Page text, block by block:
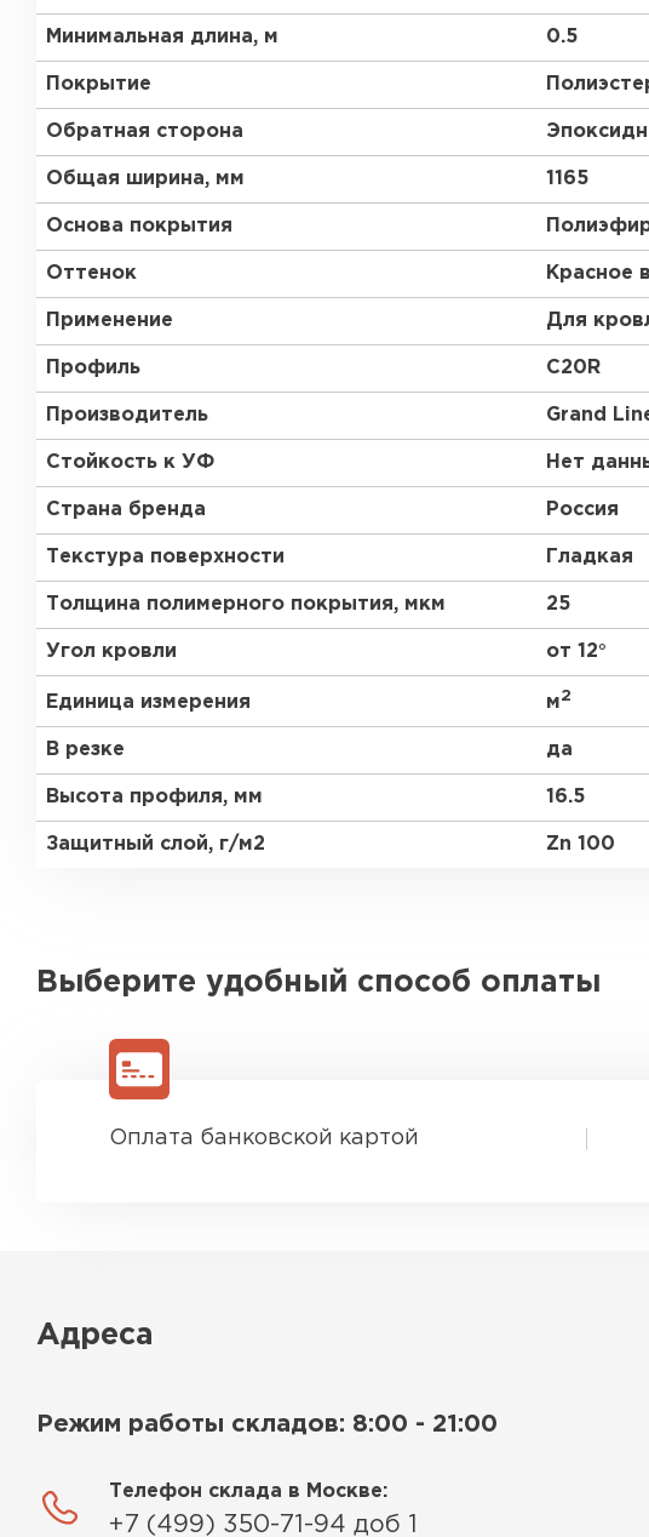
Минимальная длина, м 0.5
Покрытие
Обратная сторона
Общая ширина, мм 1165
Основа покрытия
Оттенок Красное
Применение Для
Профиль C20R
Производитель Grand
Стойкость к УФ Нет
Страна бренда Россия
Текстура поверхности Гладкая
Толщина полимерного покрытия, мкм 25
Угол кровли от 12°
Единица измерения м2
В резке да
Высота профиля, мм 16.5
Защитный слой, г/м2 Zn 100
Выберите удобный способ оплаты
Оплата банковской картой
Адреса
Режим работы складов: 8:00 - 21:00
Телефон склада в Москве:
+7 (499) 350-71-94 доб 1